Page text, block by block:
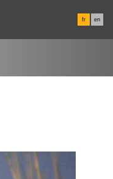
fr en